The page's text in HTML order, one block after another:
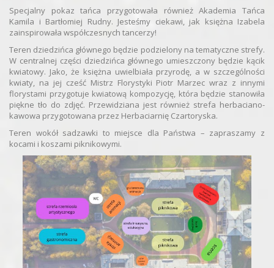
Specjalny pokaz tańca przygotowała również Akademia Tańca
Kamila i Bartłomiej Rudny. Jesteśmy ciekawi, jak księżna Izabela
zainspirowała współczesnych tancerzy!
Teren dziedzińca głównego będzie podzielony na tematyczne strefy.
W centralnej części dziedzińca głównego umieszczony będzie kącik
kwiatowy. Jako, że księżna uwielbiała przyrodę, a w szczególności
kwiaty, na jej cześć Mistrz Florystyki Piotr Marzec wraz z innymi
florystami przygotuje kwiatową kompozycję, która będzie stanowiła
piękne tło do zdjęć. Przewidziana jest również strefa herbaciano-
kawowa przygotowana przez Herbaciarnię Czartoryska.
Teren wokół sadzawki to miejsce dla Państwa – zapraszamy z
kocami i koszami piknikowymi.